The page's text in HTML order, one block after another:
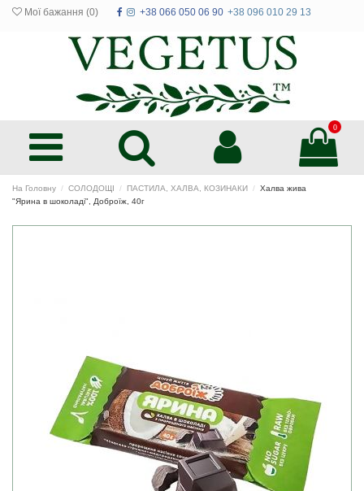
Мої бажання (0) +38 066 050 06 90 +38 096 010 29 13
0
На Головну СОЛОДОЩІ ПАСТИЛА, ХАЛВА, КОЗИНАКИ
Халва жива
"Ярина в шоколаді", Доброїж, 40г